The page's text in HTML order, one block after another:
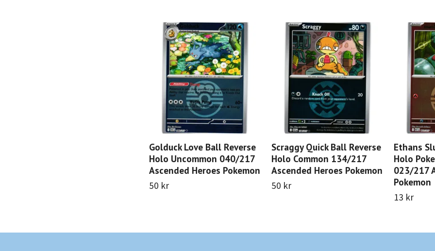
Golduck Love Ball Reverse
Holo Uncommon 040/217
Ascended Heroes Pokemon
50 kr
Scraggy Quick Ball Reverse
Holo Common 134/217
Ascended Heroes Pokemon
50 kr
Ethans
Holo
023/217
Pokemon
13 kr